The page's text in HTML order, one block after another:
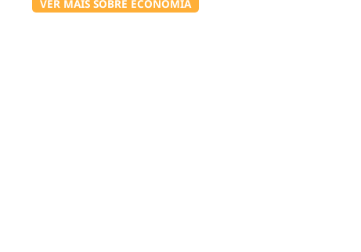
VER MAIS SOBRE ECONOMIA